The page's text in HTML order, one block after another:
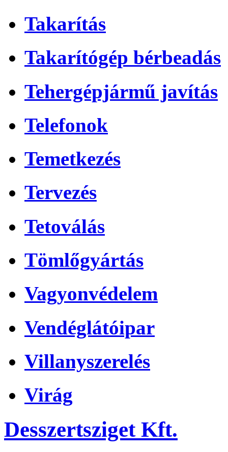
Takarítás
Takarítógép bérbeadás
Tehergépjármű javítás
Telefonok
Temetkezés
Tervezés
Tetoválás
Tömlőgyártás
Vagyonvédelem
Vendéglátóipar
Villanyszerelés
Virág
Desszertsziget Kft.